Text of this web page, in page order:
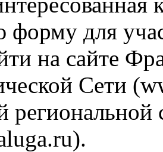
форму для
на сайте
Сети
региональной